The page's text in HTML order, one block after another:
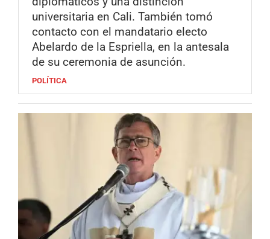
universitaria en Cali. También tomó
contacto con el mandatario electo
Abelardo de la Espriella, en la antesala
de su ceremonia de asunción.
POLÍTICA